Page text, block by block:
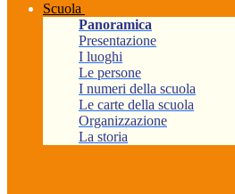
Scuola
Panoramica
Presentazione
I luoghi
Le persone
I numeri della scuola
Le carte della scuola
Organizzazione
La storia